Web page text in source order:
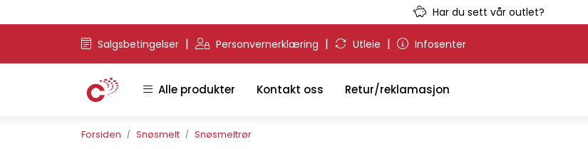
Har du sett vår outlet?
Salgsbetingelser | Personvernerklæring | Utleie | Infosenter
Alle produkter Kontakt oss Retur/reklamasjon
Forsiden Snøsmelt Snøsmeltrør